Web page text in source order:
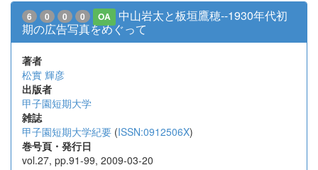
6 0 0 0 OA
中山岩太と板垣鷹穂--1930年代初
期の広告写真をめぐって
著者
松實 輝彦
出版者
甲子園短期大学
雑誌
甲子園短期大学紀要 (ISSN:0912506X)
巻号頁・発行日
vol.27, pp.91-99, 2009-03-20